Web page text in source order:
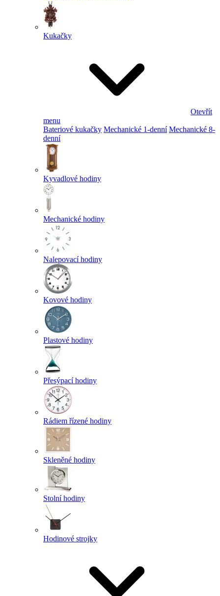
Kukačky
Otevřít
menu
Bateriové kukačky Mechanické 1-denní Mechanické 8-
denní
Kyvadlové hodiny
Mechanické hodiny
Nalepovací hodiny
Kovové hodiny
Plastové hodiny
Přesýpací hodiny
Rádiem řízené hodiny
Skleněné hodiny
Stolní hodiny
Hodinové strojky